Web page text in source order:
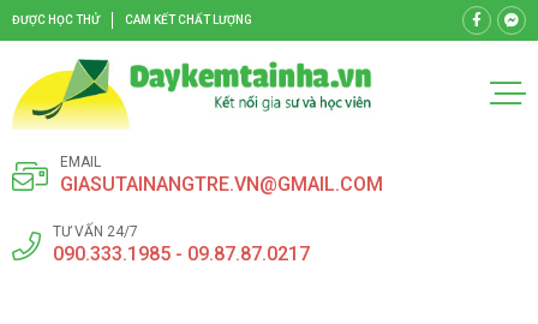
ĐƯỢC HỌC THỬ CAM KẾT CHẤT LƯỢNG
EMAIL
GIASUTAINANGTRE.VN@GMAIL.COM
TƯ VẤN 24/7
090.333.1985 - 09.87.87.0217